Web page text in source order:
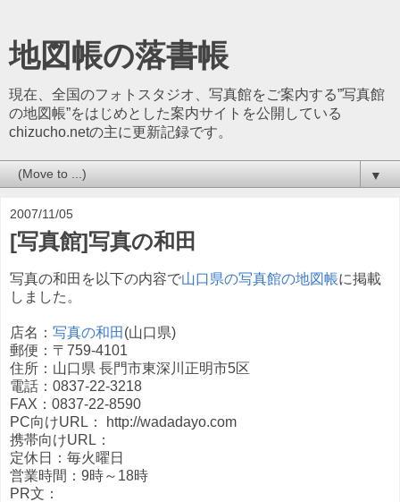
地図帳の落書帳
現在、全国のフォトスタジオ、写真館をご案内する”写真館
の地図帳”をはじめとした案内サイトを公開している
chizucho.netの主に更新記録です。
▼
2007/11/05
[写真館]写真の和田
写真の和田を以下の内容で山口県の写真館の地図帳に掲載
しました。
店名： 写真の和田 (山口県)
郵便：〒759-4101
住所：山口県 長門市東深川正明市5区
電話：0837-22-3218
FAX：0837-22-8590
PC向けURL： http://wadadayo.com
携帯向けURL：
定休日：毎火曜日
営業時間：9時～18時
PR文：